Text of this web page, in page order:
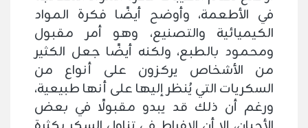
في الأطعمة، وأوضح أيضًا فكرة المواد
الكيميائية والتصنيع، وهو أمر مقبول
ومحمود بالطبع، ولكنه أيضًا جعل الكثير
من الأشخاص يركزون على أنواع من
السكريات التي يُنظر إليها على أنها طبيعية،
ورغم أن ذلك قد يبدو مقبولًا في بعض